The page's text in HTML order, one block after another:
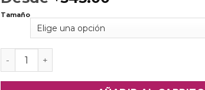
Tamaño
Sinfonía de Mango cantidad